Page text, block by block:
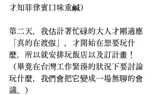
才知菲律賓口味重鹹）
第二天，我估計著忙碌的大人才剛適應
「真的在渡假」，才開始在想要玩什
麼，所以就安排玩飯店以及訂計畫！
（畢竟在台灣工作緊湊的狀況下要討論
玩什麼，我們會把它變成一場無聊的會
議。）